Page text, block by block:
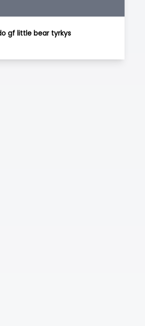
gf little bear tyrkys